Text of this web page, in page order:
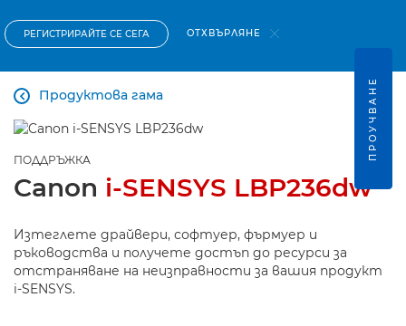
РЕГИСТРИРАЙТЕ СЕ СЕГА ОТХВЪРЛЯНЕ
Продуктова гама

ПОДДРЪЖКА
Canon i-SENSYS LBP236dw
Изтеглете драйвери, софтуер, фърмуер и
ръководства и получете достъп до ресурси за
отстраняване на неизправности за вашия продукт
i-SENSYS.
ПРОУЧВАНЕ